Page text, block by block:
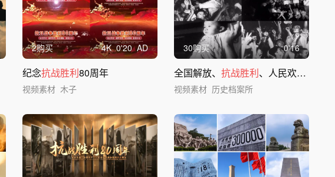
2购买 4K 0'20 AD
纪念抗战胜利80周年
视频素材 木子
30购买 0'16
全国解放、抗战胜利、人民欢呼庆祝
视频素材 历史档案所